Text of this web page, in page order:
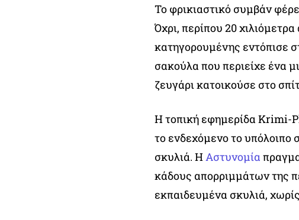
Το φρικιαστικό συμβάν
Όχρι, περίπου 20
κατηγορουμένης εντόπισε
σακούλα που περιείχε ένα
ζευγάρι κατοικούσε στο
Η τοπική εφημερίδα Krimi-
το ενδεχόμενο το
σκυλιά. ΗΑστυνομία
κάδους απορριμμάτων της
εκπαιδευμένα σκυλιά,